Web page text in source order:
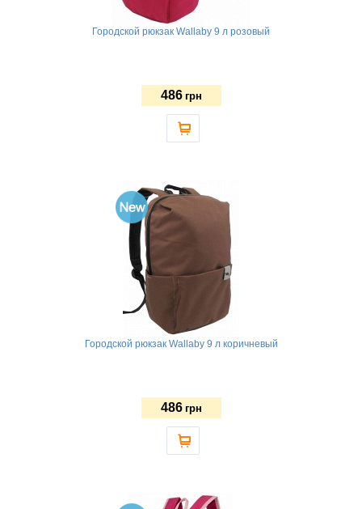
Городской рюкзак Wallaby 9 л розовый
486 грн
Городской рюкзак Wallaby 9 л коричневый
486 грн